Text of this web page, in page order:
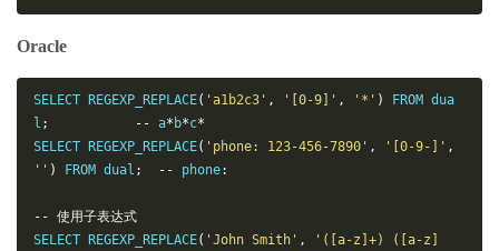
Oracle
SELECT REGEXP_REPLACE( 'a1b2c3' , '[0-9]' , '*' )
FROM dua
l ; -- a* b*c*
SELECT REGEXP_REPLACE( 'phone: 123-456-7890' , '[0-9-]' ,
'' ) FROM dual ; -- phone:
-- 使用子表达式
SELECT REGEXP_REPLACE( 'John Smith' ,
'([a-z]+) ([a-z]